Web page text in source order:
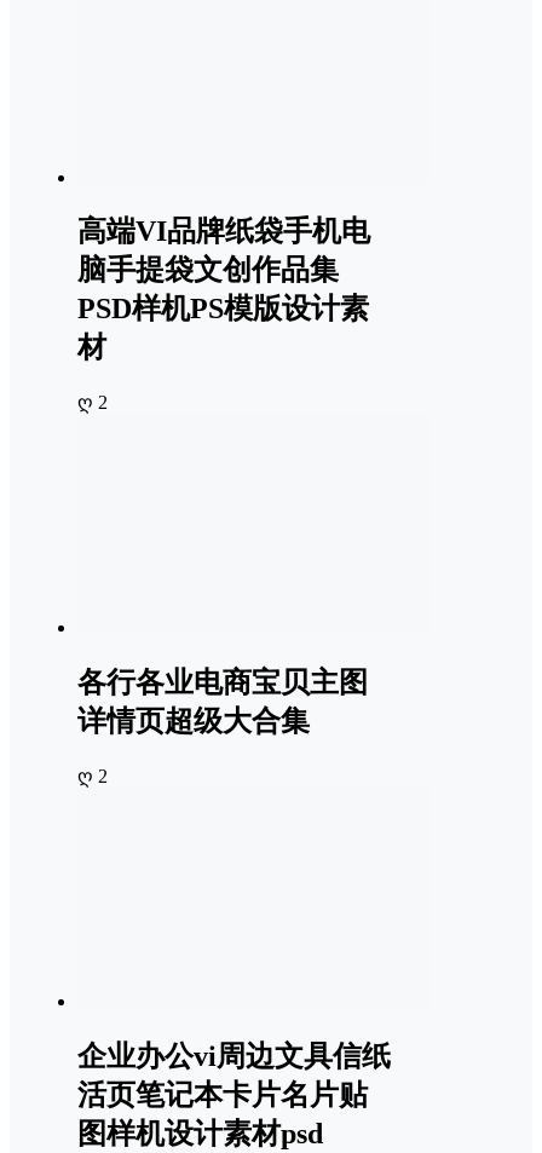
高端VI品牌纸袋手机电
脑手提袋文创作品集
PSD样机PS模版设计素
材
ღ 2
各行各业电商宝贝主图
详情页超级大合集
ღ 2
企业办公vi周边文具信纸
活页笔记本卡片名片贴
图样机设计素材psd